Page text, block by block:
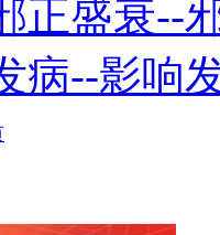
正盛衰--
病--影响